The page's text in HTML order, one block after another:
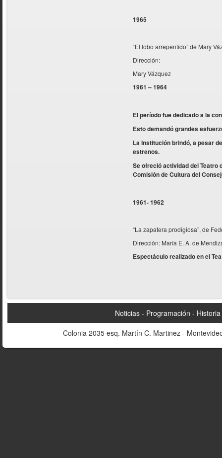
1965
“El lobo arrepentido” de Mary
Dirección:
Mary Vázquez
1961 – 1964
El período fue dedicado a la
Esto demandó grandes
La Institución brindó, a pesar
estrenos.
Se ofreció actividad del
Comisión de Cultura del
1961- 1962
“La zapatera prodigiosa”, de
Dirección: María E. A. de
Espectáculo realizado en el
Noticias Programación
Colonia 2035 esq. Martín C. Martinez -